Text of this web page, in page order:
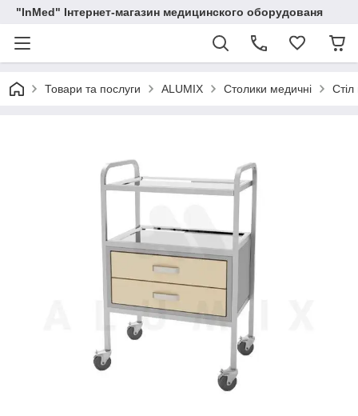
"InMed" Інтернет-магазин медицинского оборудованя
Товари та послуги ALUMIX Столики медичні